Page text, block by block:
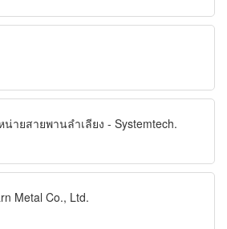
ายสายพานลำเลียง - Systemtech.
Metal Co., Ltd.